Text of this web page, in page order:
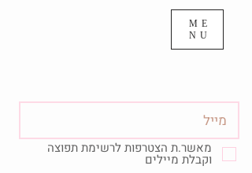
ME
NU
מאשר.ת הצטרפות לרשימת תפוצה
וקבלת מיילים